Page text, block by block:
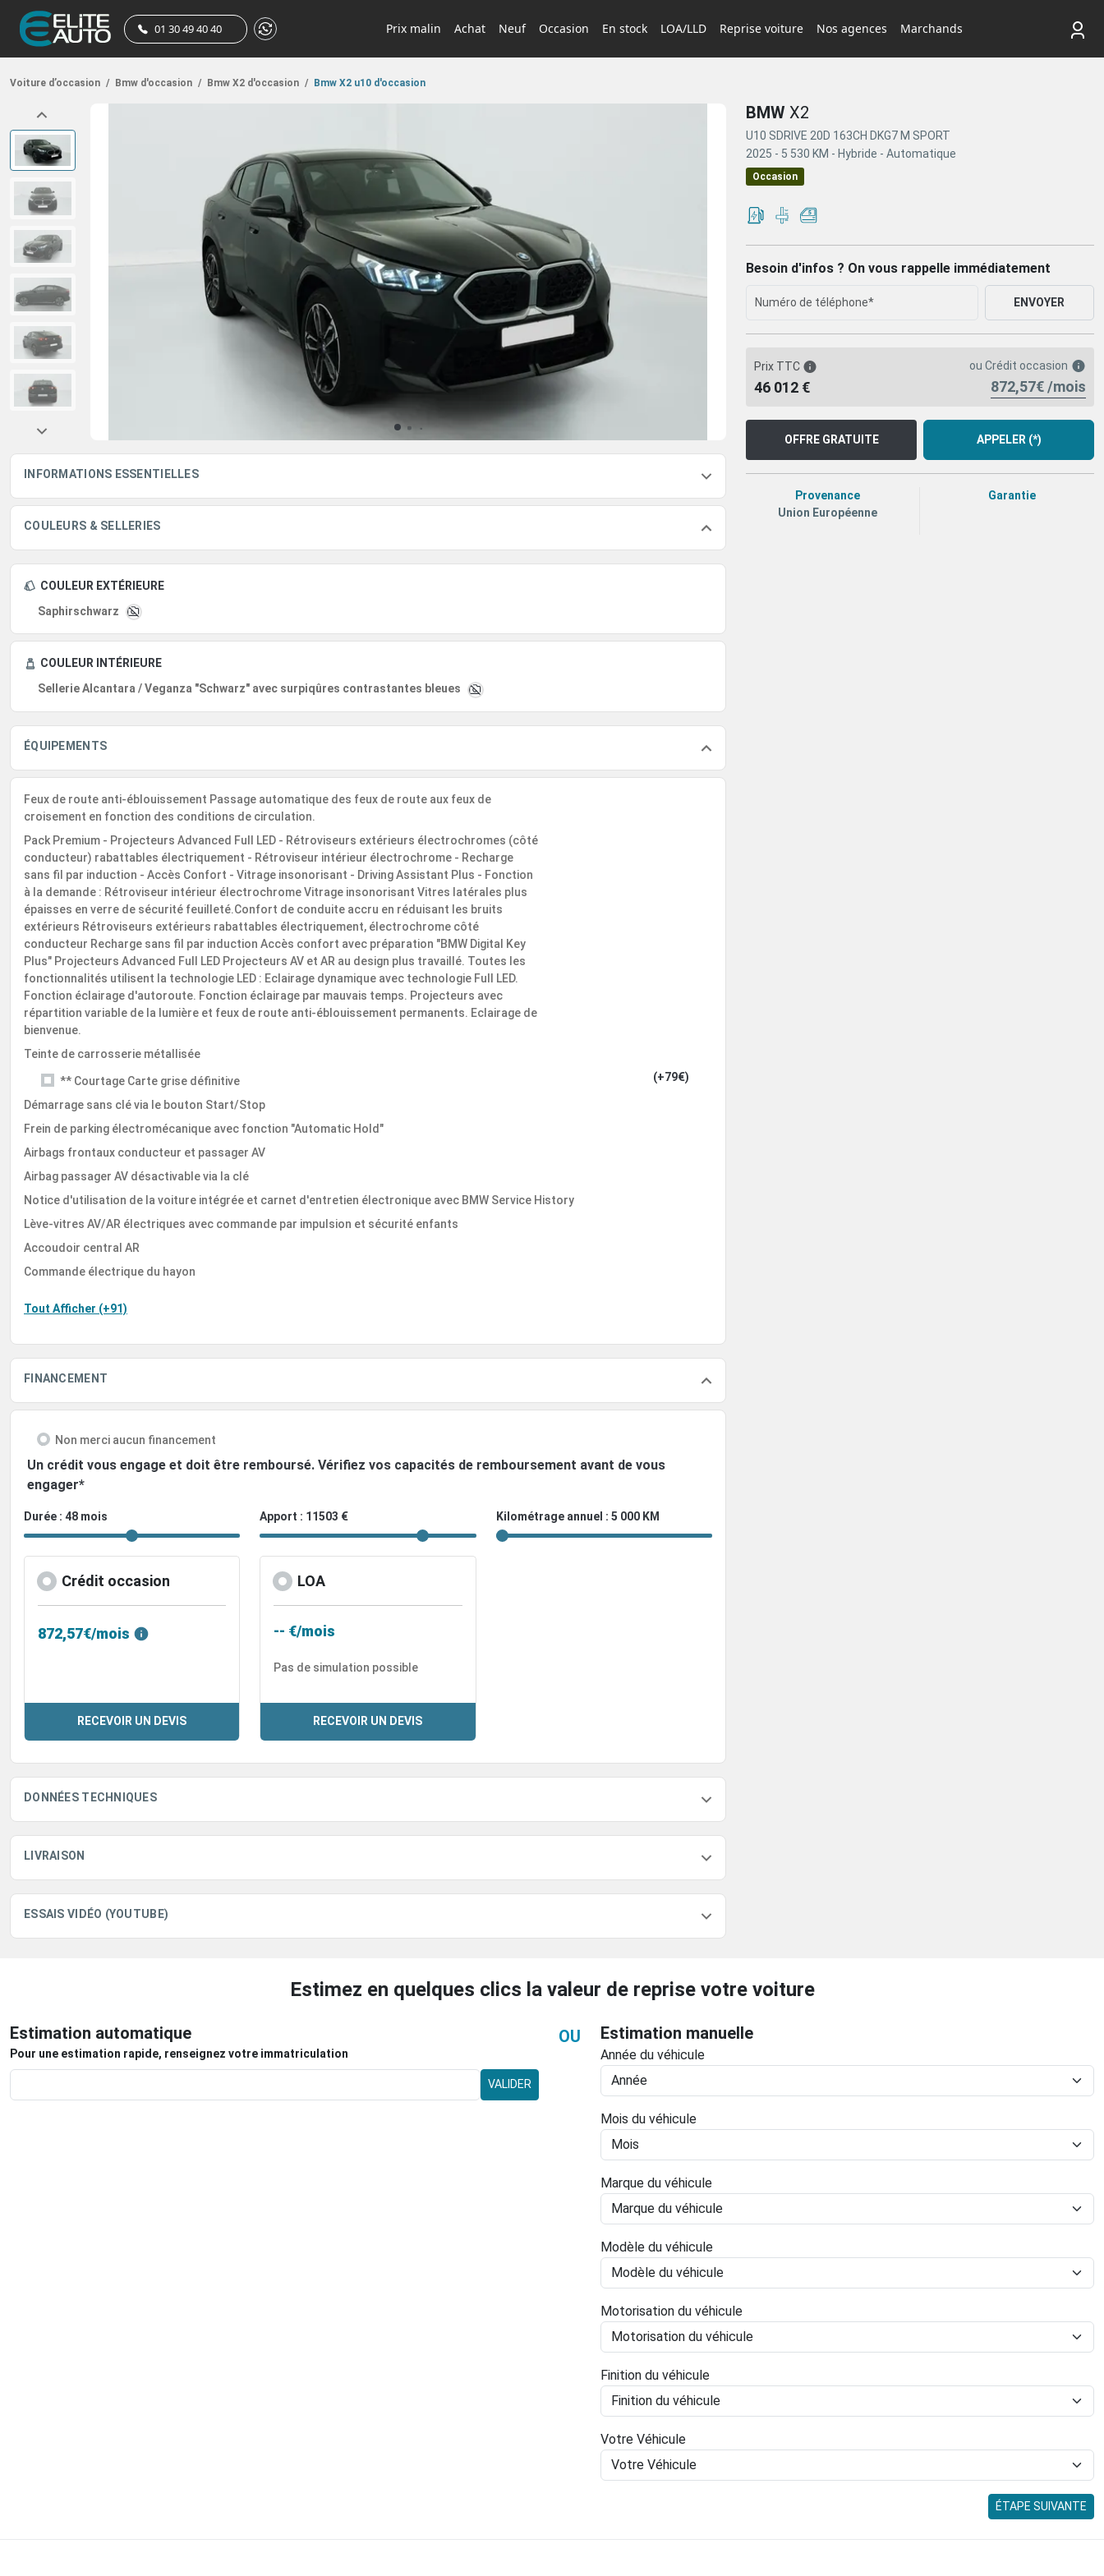
01 30 49 40 40 Prix malin Achat Neuf Occasion En stock LOA/LLD Reprise voiture Nos agences Marchands
Voiture d’occasion / Bmw d'occasion / Bmw X2 d'occasion / Bmw X2 u10 d'occasion
INFORMATIONS ESSENTIELLES
COULEURS & SELLERIES
COULEUR EXTÉRIEURE
Saphirschwarz
COULEUR INTÉRIEURE
Sellerie Alcantara / Veganza "Schwarz" avec surpiqûres contrastantes bleues
ÉQUIPEMENTS
Feux de route anti-éblouissement Passage automatique des feux de route aux feux de
croisement en fonction des conditions de circulation.
Pack Premium - Projecteurs Advanced Full LED - Rétroviseurs extérieurs électrochromes (côté
conducteur) rabattables électriquement - Rétroviseur intérieur électrochrome - Recharge
sans fil par induction - Accès Confort - Vitrage insonorisant - Driving Assistant Plus - Fonction
à la demande : Rétroviseur intérieur électrochrome Vitrage insonorisant Vitres latérales plus
épaisses en verre de sécurité feuilleté.Confort de conduite accru en réduisant les bruits
extérieurs Rétroviseurs extérieurs rabattables électriquement, électrochrome côté
conducteur Recharge sans fil par induction Accès confort avec préparation "BMW Digital Key
Plus" Projecteurs Advanced Full LED Projecteurs AV et AR au design plus travaillé. Toutes les
fonctionnalités utilisent la technologie LED : Eclairage dynamique avec technologie Full LED.
Fonction éclairage d'autoroute. Fonction éclairage par mauvais temps. Projecteurs avec
répartition variable de la lumière et feux de route anti-éblouissement permanents. Eclairage de
bienvenue.
Teinte de carrosserie métallisée
** Courtage Carte grise définitive (+79€)
Démarrage sans clé via le bouton Start/Stop
Frein de parking électromécanique avec fonction "Automatic Hold"
Airbags frontaux conducteur et passager AV
Airbag passager AV désactivable via la clé
Notice d'utilisation de la voiture intégrée et carnet d'entretien électronique avec BMW Service History
Lève-vitres AV/AR électriques avec commande par impulsion et sécurité enfants
Accoudoir central AR
Commande électrique du hayon
Tout Afficher (+91)
FINANCEMENT
Non merci aucun financement
Un crédit vous engage et doit être remboursé. Vérifiez vos capacités de remboursement avant de vous
engager*
Durée : 48 mois Apport : 11503 € Kilométrage annuel : 5 000 KM
Crédit occasion
872,57€/mois
RECEVOIR UN DEVIS
LOA
-- €/mois
Pas de simulation possible
RECEVOIR UN DEVIS
DONNÉES TECHNIQUES
LIVRAISON
ESSAIS VIDÉO (YOUTUBE)
BMW X2
U10 SDRIVE 20D 163CH DKG7 M SPORT
2025 - 5 530 KM - Hybride - Automatique
Occasion
Besoin d'infos ? On vous rappelle immédiatement
ENVOYER
Prix TTC
46 012 €
ou Crédit occasion
872,57€ /mois
OFFRE GRATUITE APPELER (*)
Provenance
Union Européenne
Garantie
Estimez en quelques clics la valeur de reprise votre voiture
Estimation automatique
Pour une estimation rapide, renseignez votre immatriculation
VALIDER
OU Estimation manuelle
Année du véhicule
Mois du véhicule
Marque du véhicule
Modèle du véhicule
Motorisation du véhicule
Finition du véhicule
Votre Véhicule
ÉTAPE SUIVANTE